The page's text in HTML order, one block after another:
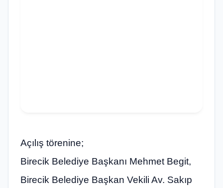
Açılış törenine;
Birecik Belediye Başkanı Mehmet Begit,
Birecik Belediye Başkan Vekili Av. Sakıp